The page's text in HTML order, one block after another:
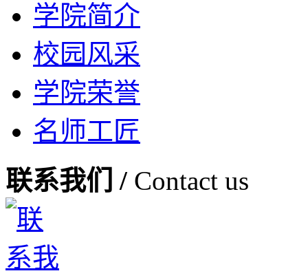
学院简介
校园风采
学院荣誉
名师工匠
联系我们 / Contact us